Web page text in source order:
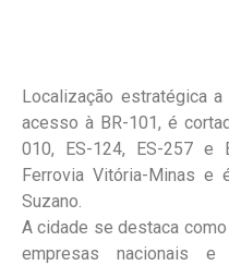
Localização estratégica
acesso à BR-101, é
010, ES-124, ES-257 e
Ferrovia Vitória-Minas e
Suzano.
A cidade se destaca
empresas nacionais e